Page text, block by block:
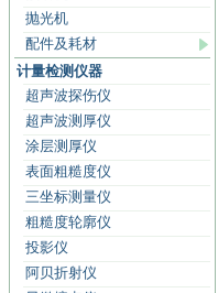
抛光机
配件及耗材
计量检测仪器
超声波探伤仪
超声波测厚仪
涂层测厚仪
表面粗糙度仪
三坐标测量仪
粗糙度轮廓仪
投影仪
阿贝折射仪